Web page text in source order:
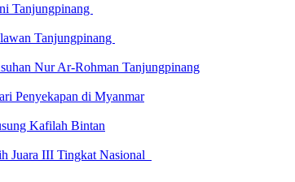
Tanjungpinang
Tanjungpinang
Nur Ar-Rohman Tanjungpinang
Penyekapan di Myanmar
Kafilah Bintan
Juara III Tingkat Nasional